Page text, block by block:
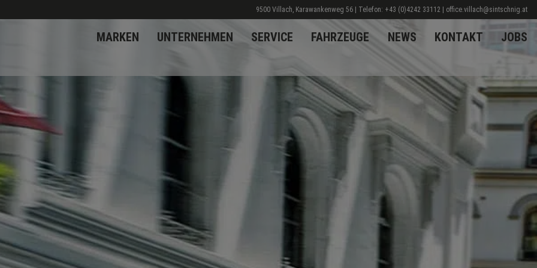
9500 Villach, Karawankenweg 56 | Telefon: +43 (0)4242 33112 office.villach@sintschnig.at
MARKEN UNTERNEHMEN SERVICE FAHRZEUGE NEWS KONTAKT JOBS